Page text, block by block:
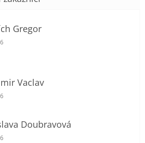
Gregor
obchodu je 5 z 5 hvězdiček.
Vaclav
obchodu je 5 z 5 hvězdiček.
Doubravová
obchodu je 2 z 5 hvězdiček.